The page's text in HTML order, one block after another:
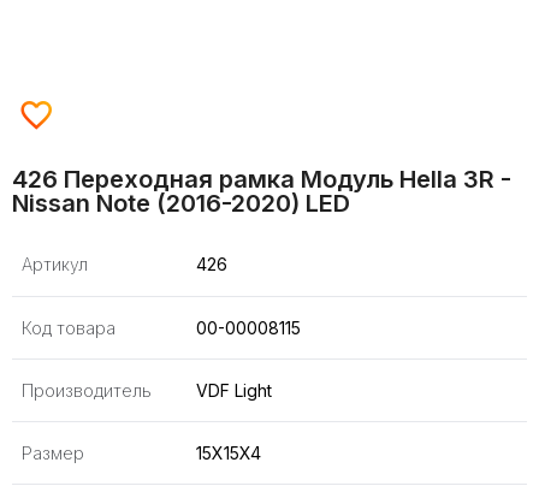
426 Переходная рамка Модуль Hella 3R -
Nissan Note (2016-2020) LED
Артикул 426
Код товара 00-00008115
Производитель VDF Light
Размер 15X15X4